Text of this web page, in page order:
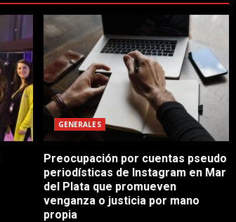
GENERALES
Preocupación por cuentas pseudo
periodísticas de Instagram en Mar
del Plata que promueven
venganza o justicia por mano
propia